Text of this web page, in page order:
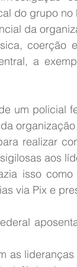
do grupo no
da
coerção
a
um policial
realizar
aos
isso
via Pix e
as